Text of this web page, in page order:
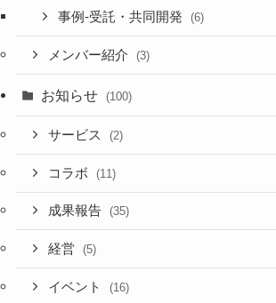
事例-受託・共同開発 (6)
メンバー紹介 (3)
お知らせ (100)
サービス (2)
コラボ (11)
成果報告 (35)
経営 (5)
イベント (16)